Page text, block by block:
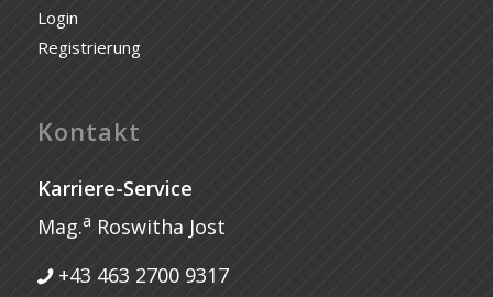
Login
Registrierung
Kontakt
Karriere-Service
Mag.a Roswitha Jost
+43 463 2700 9317